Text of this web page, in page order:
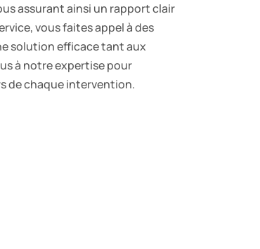
assurant ainsi un rapport clair
vous faites appel à des
solution efficace tant aux
à notre expertise pour
de chaque intervention.